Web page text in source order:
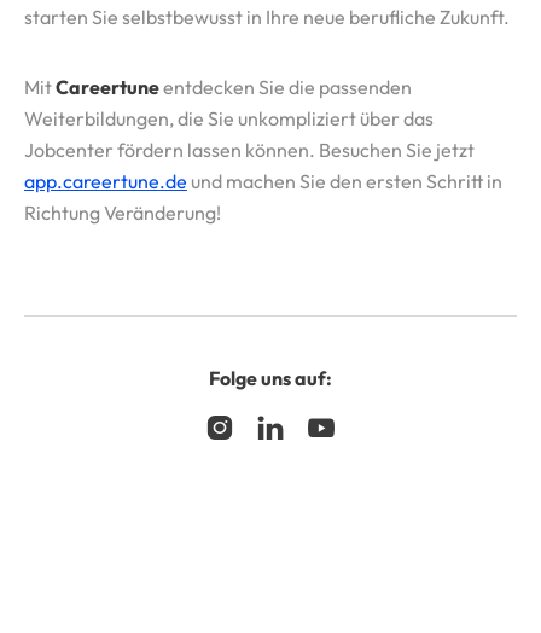
starten Sie selbstbewusst in Ihre neue berufliche Zukunft.
MitCareertuneentdecken Sie die passenden
Weiterbildungen, die Sie unkompliziert über das
Jobcenter fördern lassen können. Besuchen Sie jetzt
app.careertune.de und machen Sie den ersten Schritt in
Richtung Veränderung!
Folge uns auf:
  